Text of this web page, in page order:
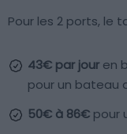
Pour les 2 ports, le
43€ par jour en
pour un bateau
50€ à 86€ pour